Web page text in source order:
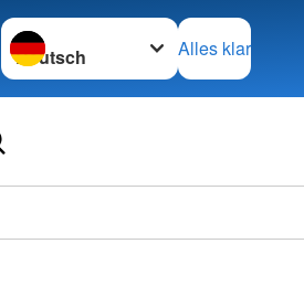
Sprache wechseln zu
Alles klar